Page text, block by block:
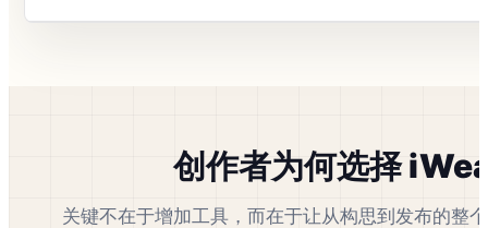
创作者为何选择
关键不在于增加工具，而在于让从构思到发布的整